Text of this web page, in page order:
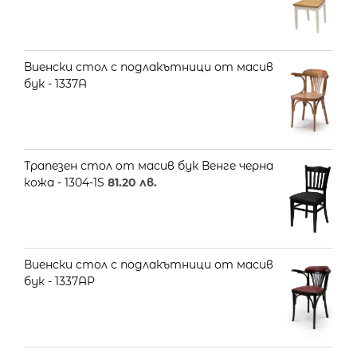
Виенски стол с подлакътници от масив
бук - 1337A
Трапезен стол от масив бук Венге черна
кожа - 1304-1S 81.20 лв.
Виенски стол с подлaкътници от масив
бук - 1337AP